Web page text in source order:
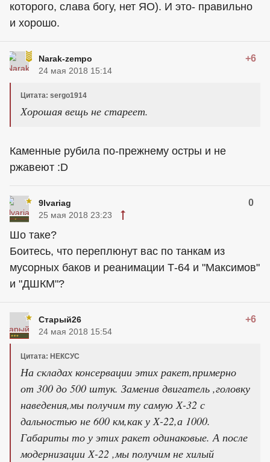
которого, слава богу, нет ЯО). И это- правильно
и хорошо.
Narak-zempo +6
24 мая 2018 15:14
Цитата: sergo1914
Хорошая вещь не стареет.
Каменные рубила по-прежнему остры и не
ржавеют :D
9lvariag 0
25 мая 2018 23:23
Шо таке?
Боитесь, что переплюнут вас по танкам из
мусорных баков и реанимации Т-64 и "Максимов"
и "ДШКМ"?
Старый26 +6
24 мая 2018 15:54
Цитата: НЕКСУС
На складах консервации этих ракет,примерно
от 300 до 500 штук. Заменив двигатель ,головку
наведения,мы получим ту самую Х-32 с
дальностью не 600 км,как у Х-22,а 1000.
Габариты то у этих ракет одинаковые. А после
модернизации Х-22 ,мы получим не хилый